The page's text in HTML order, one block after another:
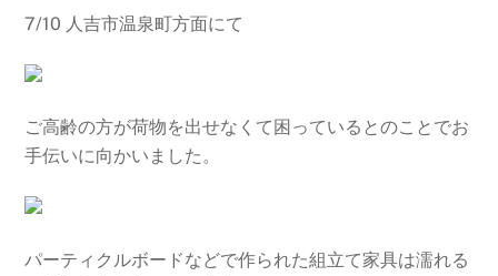
7/10 人吉市温泉町方面にて
ご高齢の方が荷物を出せなくて困っているとのことでお
手伝いに向かいました。
パーティクルボードなどで作られた組立て家具は濡れる